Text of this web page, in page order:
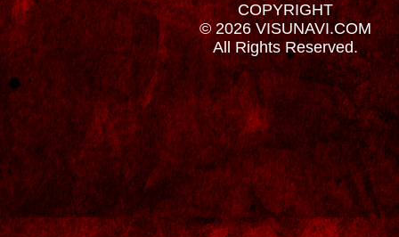
COPYRIGHT
© 2026 VISUNAVI.COM
All Rights Reserved.